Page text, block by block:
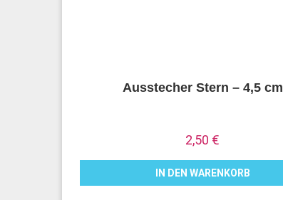
Ausstecher Stern – 4,5 cm
2,50 €
IN DEN WARENKORB